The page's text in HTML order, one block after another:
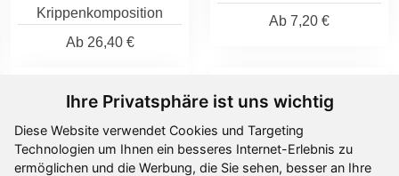
Ihre Privatsphäre ist uns wichtig
Diese Website verwendet Cookies und Targeting
Technologien um Ihnen ein besseres Internet-Erlebnis zu
ermöglichen und die Werbung, die Sie sehen, besser an Ihre
Krippenkomposition
Ab26,40 €
Ab 7,20 €